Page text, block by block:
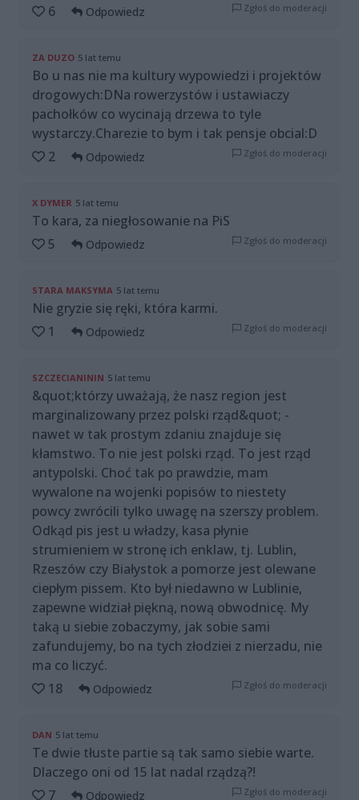
6 Odpowiedz Zgłoś do moderacji
ZA DUZO 5 lat temu
Bo u nas nie ma kultury wypowiedzi i projektów
drogowych:DNa rowerzystów i ustawiaczy
pachołków co wycinają drzewa to tyle
wystarczy.Charezie to bym i tak pensje obcial:D
2
Odpowiedz Zgłoś do moderacji
X DYMER 5 lat temu
To kara, za niegłosowanie na PiS
5
Odpowiedz Zgłoś do moderacji
STARA MAKSYMA 5 lat temu
Nie gryzie się ręki, która karmi.
1
Odpowiedz Zgłoś do moderacji
SZCZECIANININ 5 lat temu
&quot;którzy uważają, że nasz region jest
marginalizowany przez polski rząd&quot; -
nawet w tak prostym zdaniu znajduje się
kłamstwo. To nie jest polski rząd. To jest rząd
antypolski. Choć tak po prawdzie, mam
wywalone na wojenki popisów to niestety
powcy zwrócili tylko uwagę na szerszy problem.
Odkąd pis jest u władzy, kasa płynie
strumieniem w stronę ich enklaw, tj. Lublin,
Rzeszów czy Białystok a pomorze jest olewane
ciepłym pissem. Kto był niedawno w Lublinie,
zapewne widział piękną, nową obwodnicę. My
taką u siebie zobaczymy, jak sobie sami
zafundujemy, bo na tych złodziei z nierzadu, nie
ma co liczyć.
18
Odpowiedz Zgłoś do moderacji
DAN 5 lat temu
Te dwie tłuste partie są tak samo siebie warte.
Dlaczego oni od 15 lat nadal rządzą?!
7
Odpowiedz Zgłoś do moderacji